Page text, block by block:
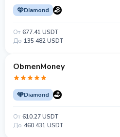
Diamond
От 677.41 USDT
До 135 482 USDT
ObmenMoney
Diamond
От 610.27 USDT
До 460 431 USDT